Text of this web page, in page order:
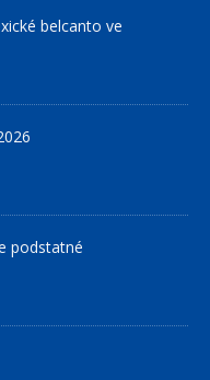
belcanto ve
podstatné